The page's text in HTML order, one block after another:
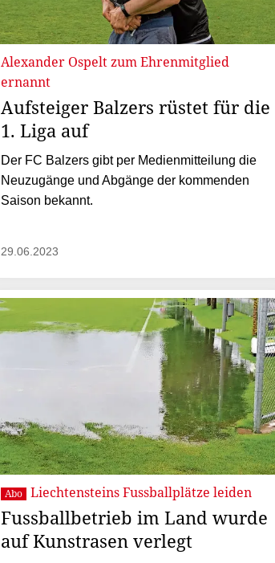
Alexander Ospelt zum Ehrenmitglied
ernannt
Aufsteiger Balzers rüstet für die
1. Liga auf
Der FC Balzers gibt per Medienmitteilung die
Neuzugänge und Abgänge der kommenden
Saison bekannt.
29.06.2023
Abo Liechtensteins Fussballplätze leiden
Fussballbetrieb im Land wurde
auf Kunstrasen verlegt